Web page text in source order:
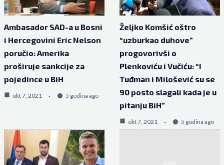
Ambasador SAD-a u Bosni
i Hercegovini Eric Nelson
poručio: Amerika
proširuje sankcije za
pojedince u BiH
okt 7, 2021 5 godina ago
Željko Komšić oštro
“uzburkao duhove”
progovorivši o
Plenkoviću i Vučiću: “I
Tuđman i Milošević su se
90 posto slagali kada je u
pitanju BiH”
okt 7, 2021 5 godina ago